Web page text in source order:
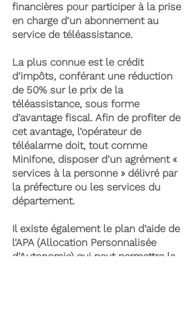
financières pour participer à la prise
en charge d’un abonnement au
service de téléassistance.
La plus connue est le crédit
d’impôts, conférant une réduction
de 50% sur le prix de la
téléassistance, sous forme
d’avantage fiscal. Afin de profiter de
cet avantage, l’opérateur de
téléalarme doit, tout comme
Minifone, disposer d’un agrément «
services à la personne » délivré par
la préfecture ou les services du
département.
Il existe également le plan d’aide de
l’APA (Allocation Personnalisée
d’Autonomie) qui peut permettre la